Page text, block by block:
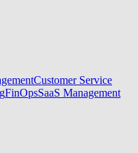
Customer Service
FinOpsSaaS Management